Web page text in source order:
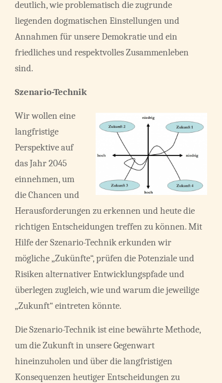
deutlich, wie problematisch die zugrunde
liegenden dogmatischen Einstellungen und
Annahmen für unsere Demokratie und ein
friedliches und respektvolles Zusammenleben
sind.
Szenario-Technik
Wir wollen eine
langfristige
Perspektive auf
das Jahr 2045
einnehmen, um
die Chancen und
Herausforderungen zu erkennen und heute die
richtigen Entscheidungen treffen zu können. Mit
Hilfe der Szenario-Technik erkunden wir
mögliche „Zukünfte“, prüfen die Potenziale und
Risiken alternativer Entwicklungspfade und
überlegen zugleich, wie und warum die jeweilige
„Zukunft“ eintreten könnte.
Die Szenario-Technik ist eine bewährte Methode,
um die Zukunft in unsere Gegenwart
hineinzuholen und über die langfristigen
Konsequenzen heutiger Entscheidungen zu